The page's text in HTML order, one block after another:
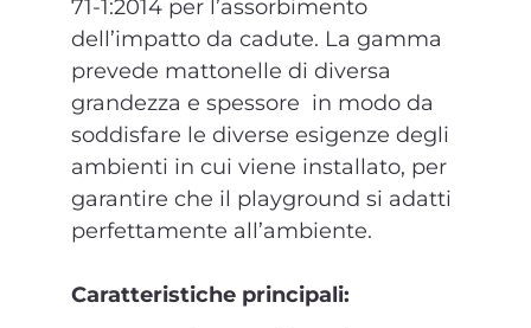
71-1:2014 per l’assorbimento
dell’impatto da cadute. La gamma
prevede mattonelle di diversa
grandezza e spessore in modo da
soddisfare le diverse esigenze degli
ambienti in cui viene installato, per
garantire che il playground si adatti
perfettamente all’ambiente.
Caratteristiche principali: